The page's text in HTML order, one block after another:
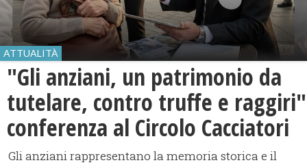
ATTUALITÀ
"Gli anziani, un patrimonio da
tutelare, contro truffe e raggiri"
conferenza al Circolo Cacciatori
Gli anziani rappresentano la memoria storica e il